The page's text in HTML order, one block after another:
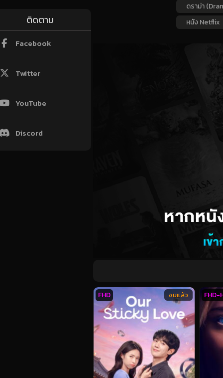
ติดตาม
Facebook
Twitter
YouTube
Discord
ดราม่า
หนัง Netflix
จบแล้ว
FHD FHD-